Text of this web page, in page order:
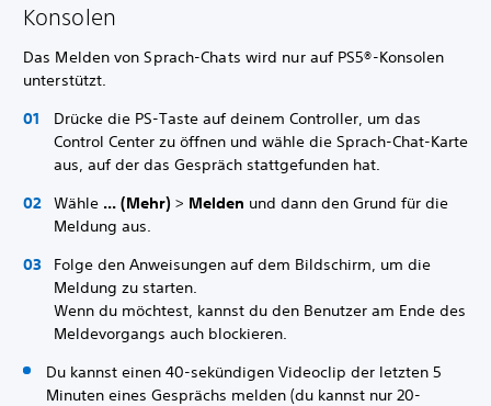
Konsolen
Das Melden von Sprach-Chats wird nur auf PS5®-Konsolen
unterstützt.
Drücke die PS-Taste auf deinem Controller, um das
Control Center zu öffnen und wähle die Sprach-Chat-Karte
aus, auf der das Gespräch stattgefunden hat.
Wähle ... (Mehr) > Melden und dann den Grund für die
Meldung aus.
Folge den Anweisungen auf dem Bildschirm, um die
Meldung zu starten.
Wenn du möchtest, kannst du den Benutzer am Ende des
Meldevorgangs auch blockieren.
Du kannst einen 40-sekündigen Videoclip der letzten 5
Minuten eines Gesprächs melden (du kannst nur 20-